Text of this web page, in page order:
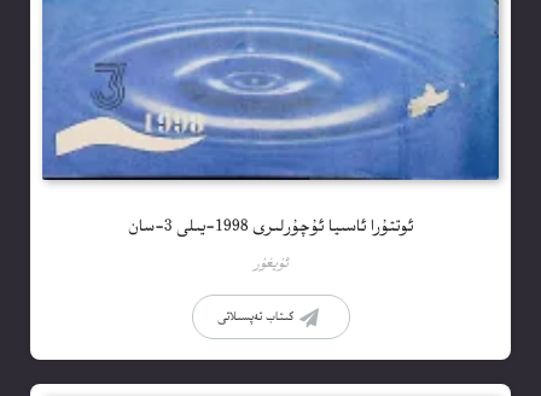
ئوتتۇرا ئاسىيا ئۇچۇرلىرى 1998-يىلى 3-سان
ئۇيغۇر
كىتاب تەپسىلاتى